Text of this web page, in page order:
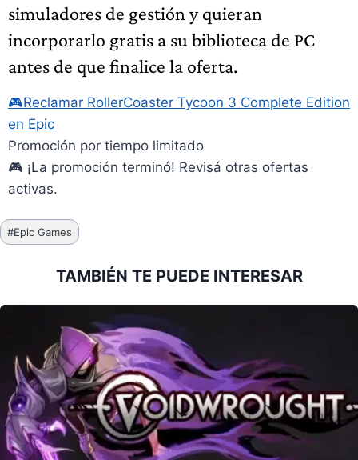
simuladores de gestión y quieran
incorporarlo gratis a su biblioteca de PC
antes de que finalice la oferta.
🎮Reclamar RollerCoaster Tycoon 3 Complete Edition
en Epic
Promoción por tiempo limitado
🎮 ¡La promoción terminó! Revisá otras ofertas
activas.
Etiquetas
de
#Epic Games
TAMBIÉN TE PUEDE INTERESAR